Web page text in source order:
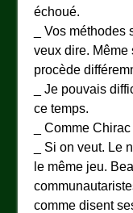
échoué.
_ Vos
veux dire. Même
procède
_ Je pouvais
ce temps.
_ Comme
_ Si on veut. Le
le même jeu.
comme disent